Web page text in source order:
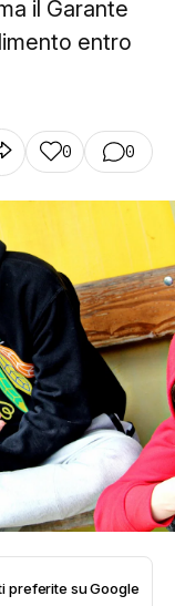
il Garante
entro
0 0
preferite su Google